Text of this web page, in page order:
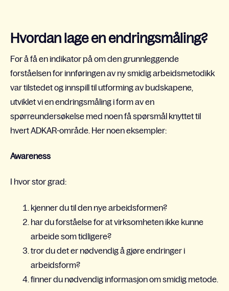
Hvordan lage en endringsmåling?
For å få en indikator på om den grunnleggende
forståelsen for innføringen av ny smidig arbeidsmetodikk
var tilstedet og innspill til utforming av budskapene,
utviklet vi en endringsmåling i form av en
spørreundersøkelse med noen få spørsmål knyttet til
hvert ADKAR-område. Her noen eksempler:
Awareness
I hvor stor grad:
kjenner du til den nye arbeidsformen?
har du forståelse for at virksomheten ikke kunne
arbeide som tidligere?
tror du det er nødvendig å gjøre endringer i
arbeidsform?
finner du nødvendig informasjon om smidig metode.